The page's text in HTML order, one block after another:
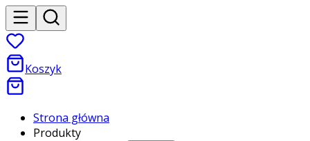
Koszyk
Strona główna
Produkty